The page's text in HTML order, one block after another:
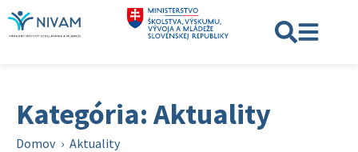
Kategória: Aktuality
Domov › Aktuality